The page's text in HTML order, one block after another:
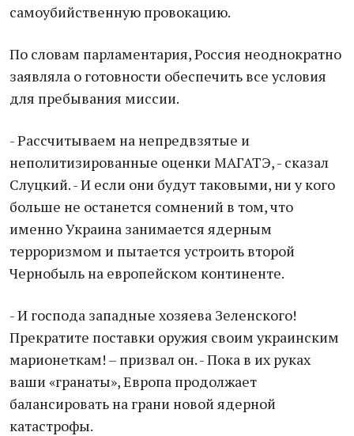
самоубийственную провокацию.
По словам парламентария, Россия неоднократно
заявляла о готовности обеспечить все условия
для пребывания миссии.
- Рассчитываем на непредвзятые и
неполитизированные оценки МАГАТЭ, - сказал
Слуцкий. - И если они будут таковыми, ни у кого
больше не останется сомнений в том, что
именно Украина занимается ядерным
терроризмом и пытается устроить второй
Чернобыль на европейском континенте.
- И господа западные хозяева Зеленского!
Прекратите поставки оружия своим украинским
марионеткам! – призвал он. - Пока в их руках
ваши «гранаты», Европа продолжает
балансировать на грани новой ядерной
катастрофы.